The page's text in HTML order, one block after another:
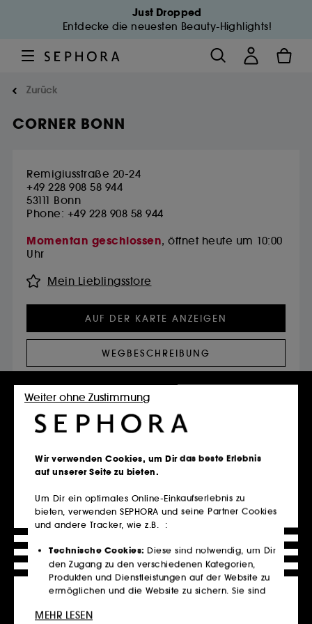
Just Dropped
Entdecke die neuesten Beauty-Highlights!
Zurück
CORNER BONN
Remigiusstraße 20-24
+49 228 908 58 944
53111 Bonn
Phone: +49 228 908 58 944
Momentan geschlossen, öffnet heute um 10:00
Uhr
Mein Lieblingsstore
AUF DER KARTE ANZEIGEN
WEGBESCHREIBUNG
CORNER BONN Öffnungszeiten
Donnerstag
Freitag
Samstag
Sonntag
Geschlossen
Montag
Mittwoch
10:00 - 20:00
Service buchen
Wir verwenden Cookies, um Dir das beste Erlebnis
auf unserer Seite zu bieten.
Um Dir ein optimales Online-Einkaufserlebnis zu
bieten, verwenden SEPHORA und seine Partner Cookies
und andere Tracker, wie z.B. :
Technische Cookies: Diese sind notwendig, um Dir
den Zugang zu den verschiedenen Kategorien,
Produkten und Dienstleistungen auf der Website zu
ermöglichen und die Website zu sichern. Sie sind
unerlässlich und können nicht deaktiviert werden.
Weiter ohne Zustimmung
MEHR LESEN